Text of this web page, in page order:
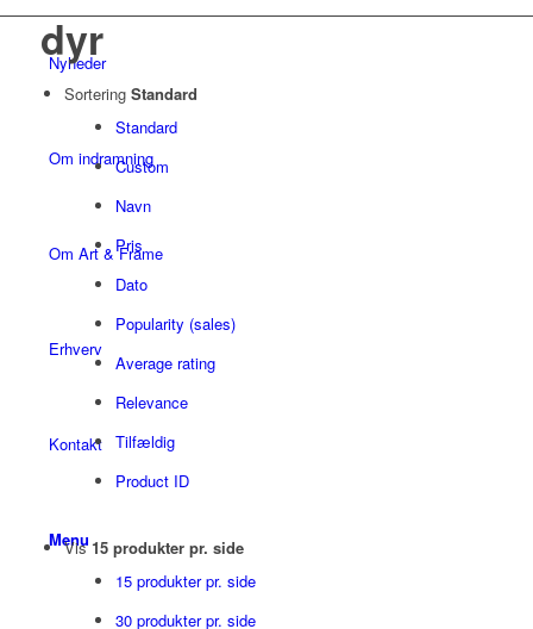
Nyheder
Om indramning
Om Art & Frame
Erhverv
Kontakt
Menu
dyr
Sortering Standard
Standard
Custom
Navn
Pris
Dato
Popularity (sales)
Average rating
Relevance
Tilfældig
Product ID
Vis 15 produkter pr. side
15 produkter pr. side
30 produkter pr. side